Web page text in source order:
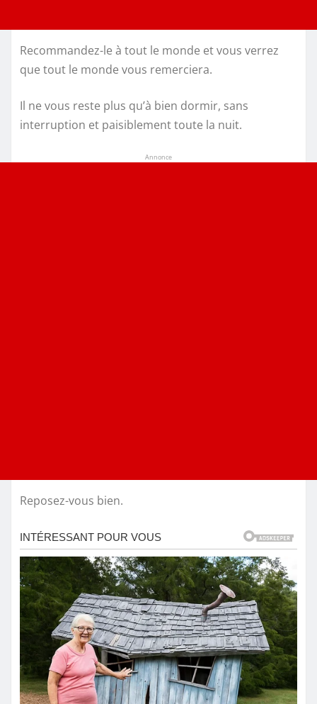
Recommandez-le à tout le monde et vous verrez
que tout le monde vous remerciera.
Il ne vous reste plus qu’à bien dormir, sans
interruption et paisiblement toute la nuit.
Annonce
Reposez-vous bien.